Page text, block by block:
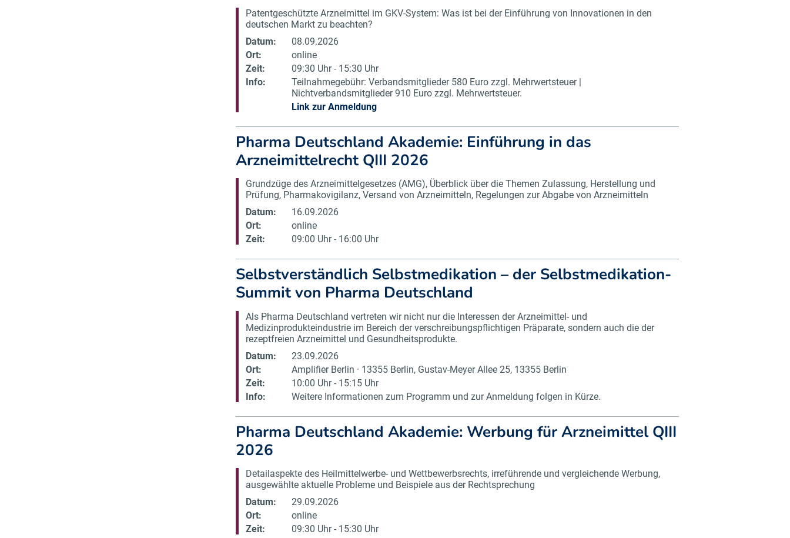
Patentgeschützte Arzneimittel im GKV-System: Was ist bei der Einführung von Innovationen in den
deutschen Markt zu beachten?
Datum:
08.09.2026
Ort:
online
Zeit:
09:30 Uhr - 15:30 Uhr
Info:
Teilnahmegebühr: Verbandsmitglieder 580 Euro zzgl. Mehrwertsteuer |
Nichtverbandsmitglieder 910 Euro zzgl. Mehrwertsteuer.
Link zur Anmeldung
Pharma Deutschland Akademie: Einführung in das
Arzneimittelrecht QIII 2026
Grundzüge des Arzneimittelgesetzes (AMG), Überblick über die Themen Zulassung, Herstellung und
Prüfung, Pharmakovigilanz, Versand von Arzneimitteln, Regelungen zur Abgabe von Arzneimitteln
Datum:
16.09.2026
Ort:
online
Zeit:
09:00 Uhr - 16:00 Uhr
Selbstverständlich Selbstmedikation – der Selbstmedikation-
Summit von Pharma Deutschland
Als Pharma Deutschland vertreten wir nicht nur die Interessen der Arzneimittel- und
Medizinprodukteindustrie im Bereich der verschreibungspflichtigen Präparate, sondern auch die der
rezeptfreien Arzneimittel und Gesundheitsprodukte.
Datum:
23.09.2026
Ort:
Amplifier Berlin · 13355 Berlin, Gustav-Meyer Allee 25, 13355 Berlin
Zeit:
10:00 Uhr - 15:15 Uhr
Info:
Weitere Informationen zum Programm und zur Anmeldung folgen in Kürze.
Pharma Deutschland Akademie: Werbung für Arzneimittel QIII
2026
Detailaspekte des Heilmittelwerbe- und Wettbewerbsrechts, irreführende und vergleichende Werbung,
ausgewählte aktuelle Probleme und Beispiele aus der Rechtsprechung
Datum:
29.09.2026
Ort:
online
Zeit:
09:30 Uhr - 15:30 Uhr